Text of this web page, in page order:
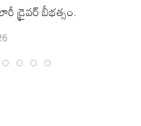
డ్రైవర్ బీభత్సం.